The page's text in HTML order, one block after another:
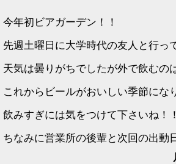
今年初ビアガーデン！！
先週土曜日に大学時代の友人と行っ
天気は曇りがちでしたが外で飲むの
これからビールがおいしい季節にな
飲みすぎには気をつけて下さいね！
ちなみに営業所の後輩と次回の出動